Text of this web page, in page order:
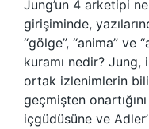
Jung’un 4 arketipi
girişiminde,
“gölge”, “anima” ve
kuramı nedir? Jung,
ortak izlenimlerin
geçmişten
içgüdüsüne ve